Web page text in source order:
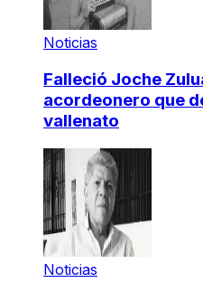
Noticias
Falleció Joche
acordeonero que
vallenato
Noticias